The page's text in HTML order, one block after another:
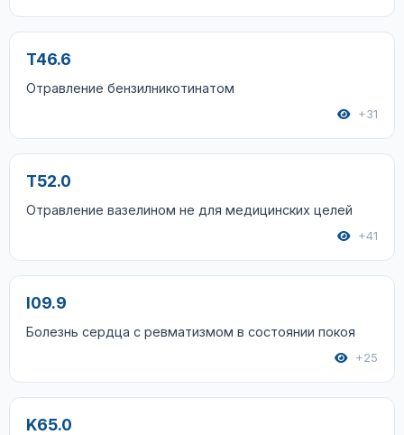
T46.6
Отравление бензилникотинатом
+31
T52.0
Отравление вазелином не для медицинских целей
+41
I09.9
Болезнь сердца с ревматизмом в состоянии покоя
+25
K65.0